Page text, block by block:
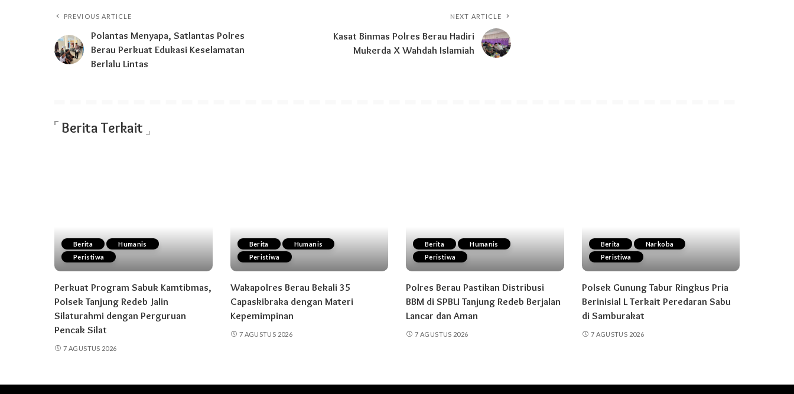
PREVIOUS ARTICLE
Polantas Menyapa, Satlantas Polres
Berau Perkuat Edukasi Keselamatan
Berlalu Lintas
NEXT ARTICLE
Kasat Binmas Polres Berau Hadiri
Mukerda X Wahdah Islamiah
Berita Terkait
Berita
Humanis
Peristiwa
Perkuat Program Sabuk Kamtibmas,
Polsek Tanjung Redeb Jalin
Silaturahmi dengan Perguruan
Pencak Silat
7 AGUSTUS 2026
Berita
Humanis
Peristiwa
Wakapolres Berau Bekali 35
Capaskibraka dengan Materi
Kepemimpinan
7 AGUSTUS 2026
Berita
Humanis
Peristiwa
Polres Berau Pastikan Distribusi
BBM di SPBU Tanjung Redeb Berjalan
Lancar dan Aman
7 AGUSTUS 2026
Berita
Narkoba
Peristiwa
Polsek Gunung Tabur Ringkus Pria
Berinisial L Terkait Peredaran Sabu
di Samburakat
7 AGUSTUS 2026